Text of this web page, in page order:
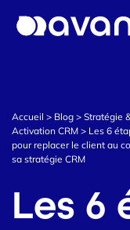
Accueil > Blog > Stratégie
Activation CRM > Les 6
pour replacer le client au
sa stratégie CRM
Les 6